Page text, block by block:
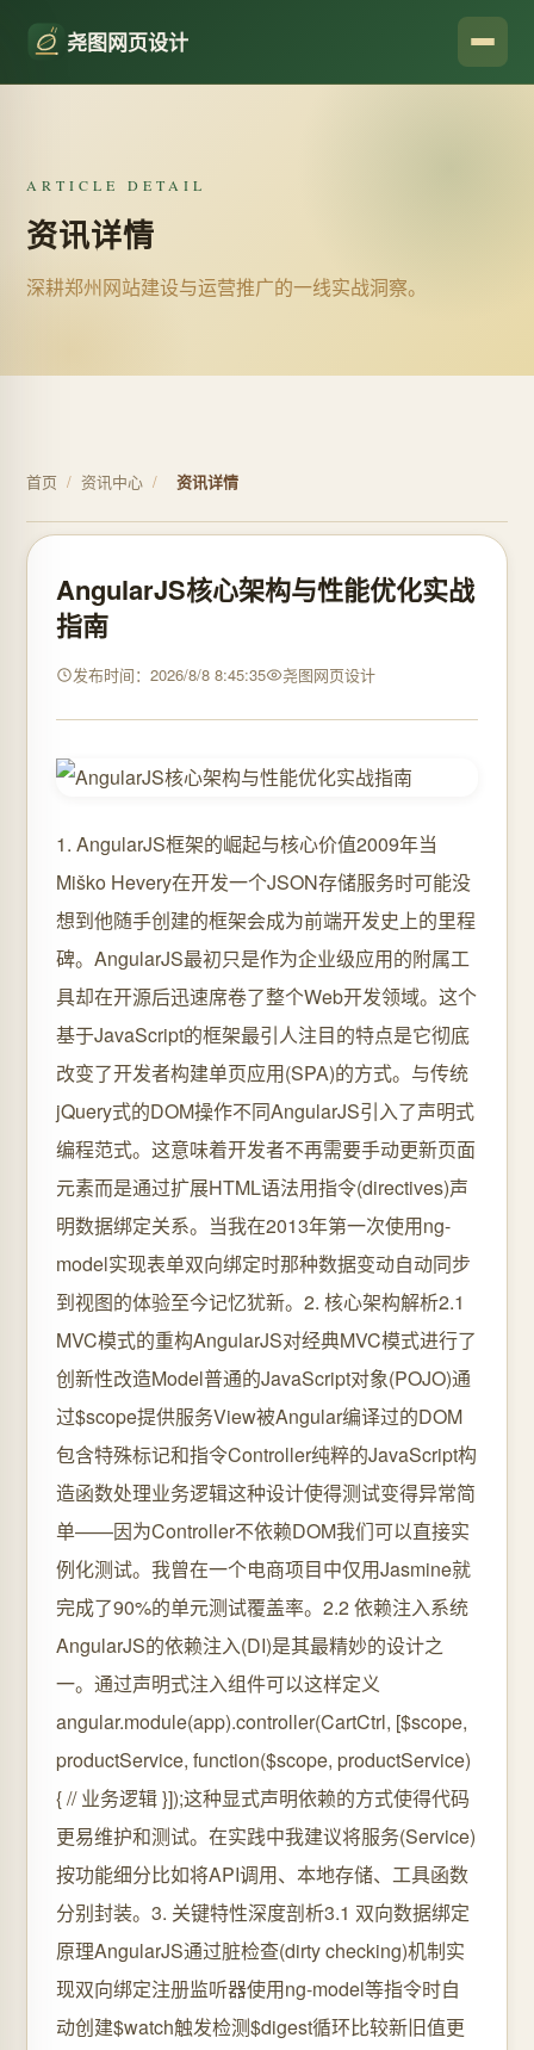
尧图网页设计
ARTICLE DETAIL
资讯详情
深耕郑州网站建设与运营推广的一线实战洞察。
首页 / 资讯中心 / 资讯详情
AngularJS核心架构与性能优化实战
指南
发布时间：2026/8/8 8:45:35 尧图网页设计
1. AngularJS框架的崛起与核心价值2009年当
Miško Hevery在开发一个JSON存储服务时可能没
想到他随手创建的框架会成为前端开发史上的里程
碑。AngularJS最初只是作为企业级应用的附属工
具却在开源后迅速席卷了整个Web开发领域。这个
基于JavaScript的框架最引人注目的特点是它彻底
改变了开发者构建单页应用(SPA)的方式。与传统
jQuery式的DOM操作不同AngularJS引入了声明式
编程范式。这意味着开发者不再需要手动更新页面
元素而是通过扩展HTML语法用指令(directives)声
明数据绑定关系。当我在2013年第一次使用ng-
model实现表单双向绑定时那种数据变动自动同步
到视图的体验至今记忆犹新。2. 核心架构解析2.1
MVC模式的重构AngularJS对经典MVC模式进行了
创新性改造Model普通的JavaScript对象(POJO)通
过$scope提供服务View被Angular编译过的DOM
包含特殊标记和指令Controller纯粹的JavaScript构
造函数处理业务逻辑这种设计使得测试变得异常简
单——因为Controller不依赖DOM我们可以直接实
例化测试。我曾在一个电商项目中仅用Jasmine就
完成了90%的单元测试覆盖率。2.2 依赖注入系统
AngularJS的依赖注入(DI)是其最精妙的设计之
一。通过声明式注入组件可以这样定义
angular.module(app).controller(CartCtrl, [$scope,
productService, function($scope, productService)
{ // 业务逻辑 }]);这种显式声明依赖的方式使得代码
更易维护和测试。在实践中我建议将服务(Service)
按功能细分比如将API调用、本地存储、工具函数
分别封装。3. 关键特性深度剖析3.1 双向数据绑定
原理AngularJS通过脏检查(dirty checking)机制实
现双向绑定注册监听器使用ng-model等指令时自
动创建$watch触发检测$digest循环比较新旧值更